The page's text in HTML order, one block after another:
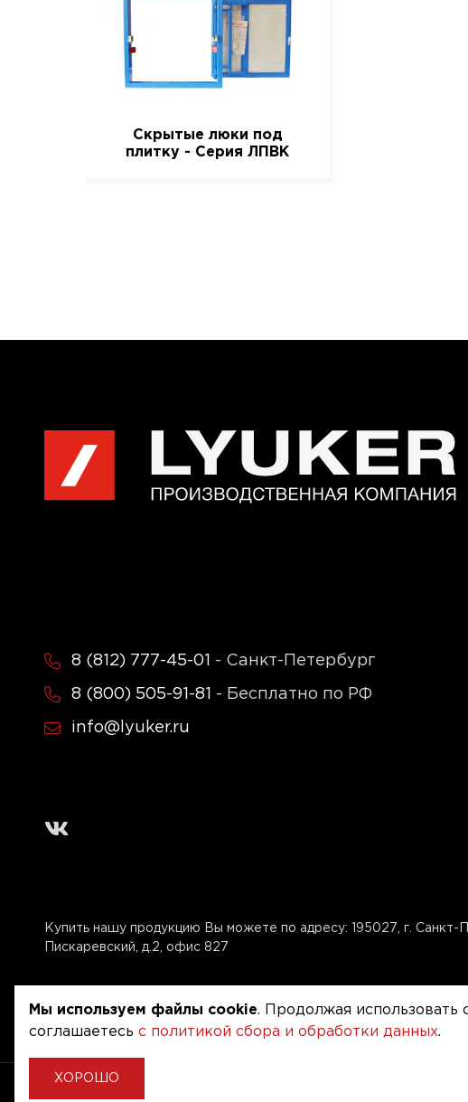
Скрытые люки под
плитку - Серия ЛПВК
8 (812) 777-45-01 - Санкт-Петербург
8 (800) 505-91-81 - Бесплатно по РФ
info@lyuker.ru
Купить нашу продукцию Вы можете по адресу:
195027, г. Санкт-
Пискаревский, д.2, офис 827
Copyright © 2020 - 2026. Люкер, ревизионные сантехнические
Мы используем файлы cookie. Продолжая использовать
соглашаетесь с политикой сбора и обработки данных.
ХОРОШО